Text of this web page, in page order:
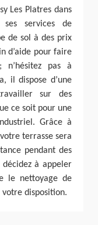
Les Platres dans
ses services de
de sol à des prix
d’aide pour faire
pas à
il dispose d’une
sur des
ce soit pour une
Grâce à
terrasse sera
pendant des
décidez à appeler
le nettoyage de
votre disposition.